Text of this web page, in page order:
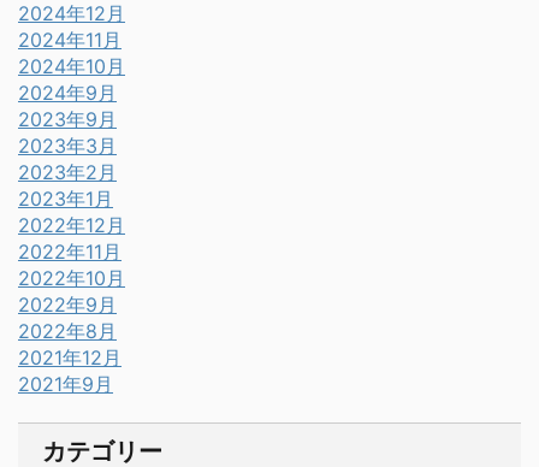
2024年12月
2024年11月
2024年10月
2024年9月
2023年9月
2023年3月
2023年2月
2023年1月
2022年12月
2022年11月
2022年10月
2022年9月
2022年8月
2021年12月
2021年9月
カテゴリー